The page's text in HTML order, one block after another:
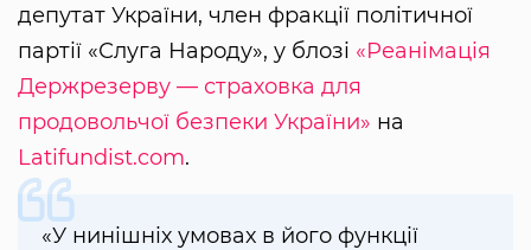
депутат України, член фракції політичної
партії «Слуга Народу», у блозі «Реанімація
Держрезерву — страховка для
продовольчої безпеки України» на
Latifundist.com.
«У нинішніх умовах в його функції